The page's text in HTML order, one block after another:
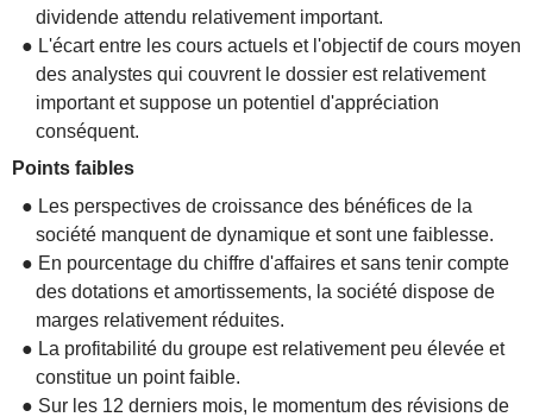
dividende attendu relativement important.
● L'écart entre les cours actuels et l'objectif de cours moyen
des analystes qui couvrent le dossier est relativement
important et suppose un potentiel d'appréciation
conséquent.
Points faibles
● Les perspectives de croissance des bénéfices de la
société manquent de dynamique et sont une faiblesse.
● En pourcentage du chiffre d'affaires et sans tenir compte
des dotations et amortissements, la société dispose de
marges relativement réduites.
● La profitabilité du groupe est relativement peu élevée et
constitue un point faible.
● Sur les 12 derniers mois, le momentum des révisions de